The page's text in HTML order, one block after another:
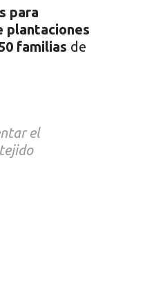
para
plantaciones
familias de
el